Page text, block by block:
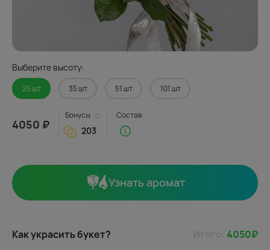
Выберите высоту:
25 шт 35 шт 51 шт 101 шт
4050 ₽
Бонусы
203
Состав
Узнать аромат
Как украсить букет? 4050₽